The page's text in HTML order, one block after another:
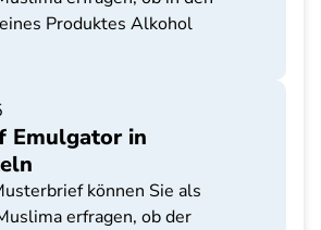
Produktes Alkohol
Emulgator in
können Sie als
erfragen, ob der